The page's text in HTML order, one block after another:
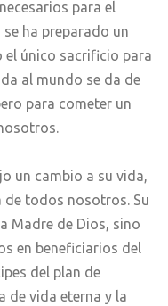
para el
ha preparado un
el único sacrificio para
al mundo se da de
para cometer un
un cambio a su vida,
de todos nosotros. Su
Madre de Dios, sino
en beneficiarios del
del plan de
de vida eterna y la